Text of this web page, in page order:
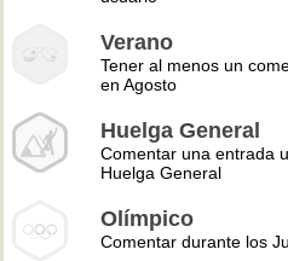
Verano
Tener al menos un
en Agosto
Huelga General
Comentar una entrada
Huelga General
Olímpico
Comentar durante los